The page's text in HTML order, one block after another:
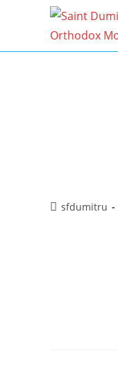
Postsfdumitru